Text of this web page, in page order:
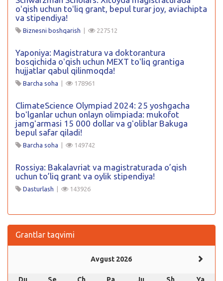
oʻqish uchun toʻliq grant, bepul turar joy, aviachipta
va stipendiya!
Biznesni boshqarish | 227512
Yaponiya: Magistratura va doktorantura
bosqichida oʻqish uchun MEXT toʻliq grantiga
hujjatlar qabul qilinmoqda!
Barcha soha | 178961
ClimateScience Olympiad 2024: 25 yoshgacha
boʻlganlar uchun onlayn olimpiada: mukofot
jamgʻarmasi 15 000 dollar va gʻoliblar Bakuga
bepul safar qiladi!
Barcha soha | 149742
Rossiya: Bakalavriat va magistraturada o’qish
uchun to’liq grant va oylik stipendiya!
Dasturlash | 143926
Grantlar taqvimi
Avgust 2026